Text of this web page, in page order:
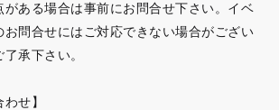
がある場合は事前にお問合せ下さい。イベ
お問合せにはご対応できない場合がござい
承下さい。
わせ】